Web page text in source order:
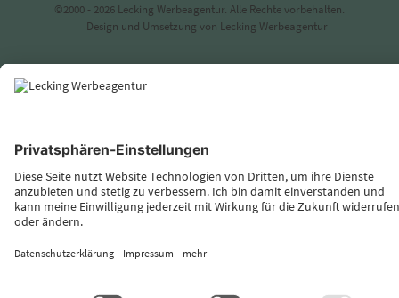
©2000 - 2026 Lecking Werbeagentur. Alle Rechte vorbehalten.
Design und Umsetzung von Lecking Werbeagentur